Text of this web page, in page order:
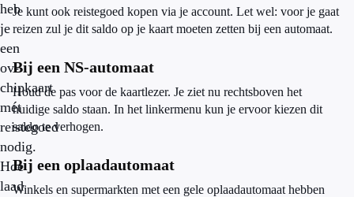
heb
je
een
ov-
chipkaart
mét
reistegoed
nodig.
Hoe
laad
Je kunt ook reistegoed kopen via je account. Let wel: voor je gaat
reizen zul je dit saldo op je kaart moeten zetten bij een automaat.
Bij een NS-automaat
Houd de pas voor de kaartlezer. Je ziet nu rechtsboven het
huidige saldo staan. In het linkermenu kun je ervoor kiezen dit
saldo te verhogen.
Bij een oplaadautomaat
Winkels en supermarkten met een gele oplaadautomaat hebben